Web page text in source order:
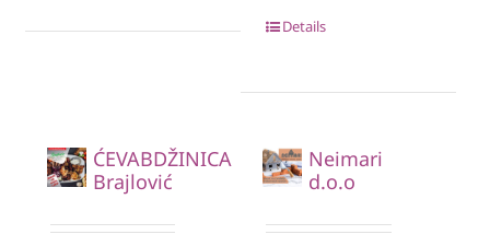
Details
ĆEVABDŽINICA
Brajlović
Neimari
d.o.o